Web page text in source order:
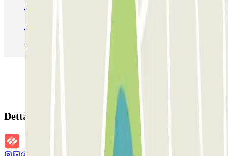
Parcheggio Venezia Parcheggio Piazzale Roma Venezia
Parcheggio Roma Parcheggio Milano
Parcheggio Malpensa Terminal 1 Parcheggio Malpensa
Dettagli della prenotazione